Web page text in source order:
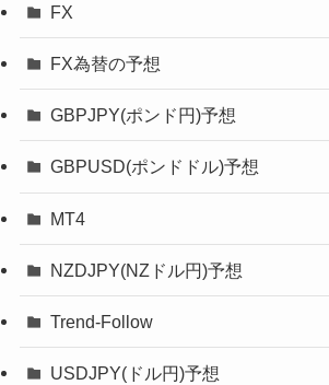
FX
FX為替の予想
GBPJPY(ポンド円)予想
GBPUSD(ポンドドル)予想
MT4
NZDJPY(NZドル円)予想
Trend-Follow
USDJPY(ドル円)予想